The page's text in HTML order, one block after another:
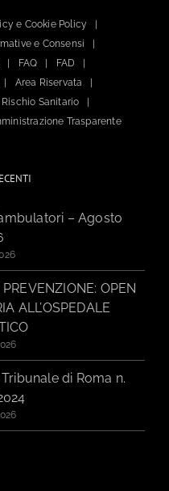
e Cookie Policy
e Consensi
FAQ
FAD
Area Riservata
Rischio Sanitario
Trasparente
– Agosto
OPEN
ALL’OSPEDALE
di Roma n.